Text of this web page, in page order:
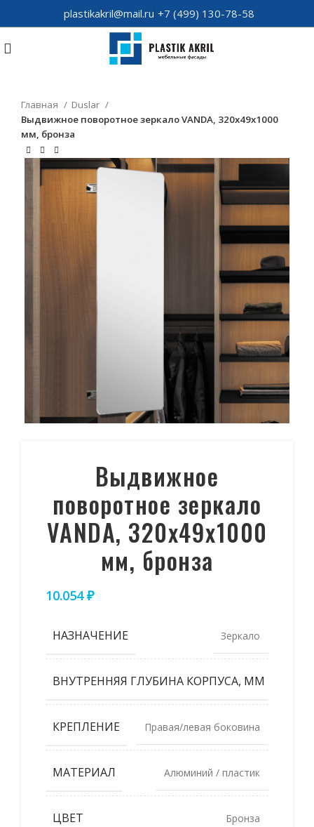
plastikakril@mail.ru +7 (499) 130-78-58
Главная
Duslar
Выдвижное поворотное зеркало VANDA, 320х49х1000
мм, бронза
Выдвижное
поворотное зеркало
VANDA, 320х49х1000
мм, бронза
10.054₽
НАЗНАЧЕНИЕ Зеркало
ВНУТРЕННЯЯ ГЛУБИНА КОРПУСА, ММ
КРЕПЛЕНИЕ Правая/левая боковина
МАТЕРИАЛ Алюминий / пластик
ЦВЕТ Бронза